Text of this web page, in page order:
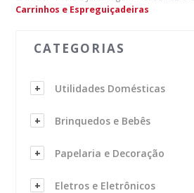
Carrinhos e Espreguiçadeiras
CATEGORIAS
Utilidades Domésticas
Brinquedos e Bebês
Papelaria e Decoração
Eletros e Eletrônicos